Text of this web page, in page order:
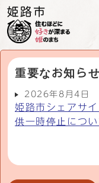
重要なお知らせ
2026年8月4日
姫路市シェアサ
供一時停止につい